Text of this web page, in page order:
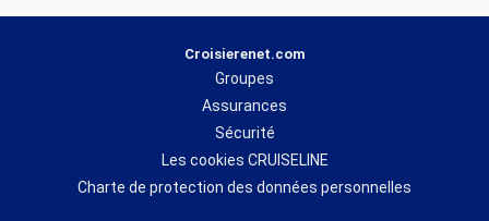
Croisierenet.com
Groupes
Assurances
Sécurité
Les cookies CRUISELINE
Charte de protection des données personnelles